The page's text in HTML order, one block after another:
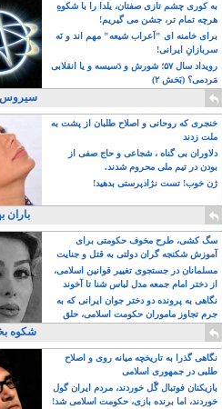
به کوری چشم تازی صفتان، یلدا را با شکوهِ
هرچه تمام تر، جشن می گیریم!
برای خامنه ای "اَعراب شیعه" مهم اند و نَه
سربازانِ ایرانی!
رویداد سال ۵۷؛ شورش و دَسیسه و یا انقلابی
مَردمی؟ (بَخش ۲)
سیروس
خنجری که روحانی و اصلاح طلبان از پشت به
ملت زدند
دلاوران بی گناه ، شجاعی و حاج صفی از
بودن در تیم ملی محروم شدند.
ژن خوب! تست نژادپرستی بدهید!
باران
سگ کشی، طرح مخوف حکومتی برای
آموزش شکنجه گران دولتی به قتل و جنایت
بیشتر
مسلمانان در جستجوی تغییر قوانین اسلامی،
از دختر امام جمعه مدل لباس شنا تا آخوند
مسلمان همجنسگرا!
نگاهی به پرونده دو دختر جوان ایرانی که به
جرم تجاوز ماموران حکومت اسلامی، حلق
آویز شدند!
شکوه
نگاهی گذرا به تاریخچه میانه روی و اصلاح
طلبی در جمهوری اسلامی
بازیکنان فوتبال گًل خوردند، مردم ایران گول
خوردند، اما برنده بازی، حکومت اسلامی شد!